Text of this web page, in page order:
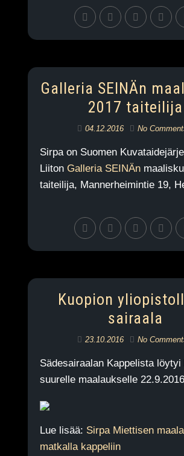
Galleria SEINÄn
2017 taiteilija
04.12.2016 No
Sirpa on Suomen
Liiton Galleria SEINÄn
taiteilija, Mannerheimintie 19,
Kuopion
sairaala
23.10.2016 No
Sädesairaalan Kappelista löytyi
suurelle maalaukselle
Lue lisää: Sirpa Miettisen
matkalla kappeliin